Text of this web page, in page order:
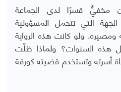
مخفيٌّ قسرًا لدى الجماعة
الجهة التي تتحمل المسؤولية
ومصيره. ولو كانت هذه الرواية
هذه السنوات؟ ولماذا ظلّت
أسرته وتستخدم قضيته كورقة